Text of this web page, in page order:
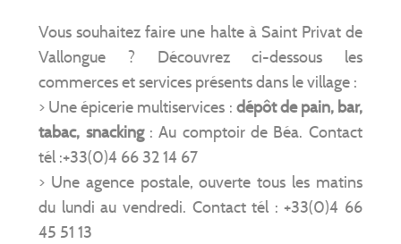
Vous souhaitez faire une halte à Saint Privat de
Vallongue ? Découvrez ci-dessous les
commerces et services présents dans le village :
> Une épicerie multiservices : dépôt de pain, bar,
tabac, snacking: Au comptoir de Béa. Contact
tél :+33(0)4 66 32 14 67
> Une agence postale, ouverte tous les matins
du lundi au vendredi. Contact tél : +33(0)4 66
45 51 13